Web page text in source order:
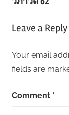
Leave a Reply
Your email
fields are
Comment *